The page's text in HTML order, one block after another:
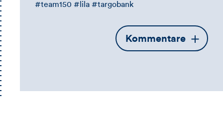
#team150 #lila #targobank
Öffnet
die
Kommentare